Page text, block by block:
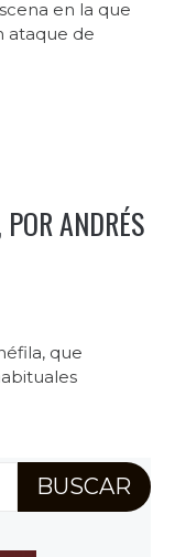
en la que
ataque de
ANDRÉS
que